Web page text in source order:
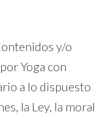
y/o
Yoga con
a lo dispuesto
la Ley, la moral